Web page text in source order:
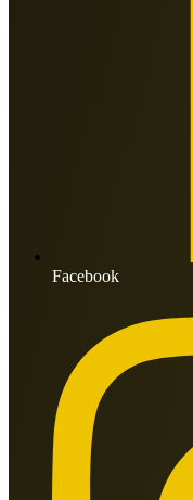
Facebook